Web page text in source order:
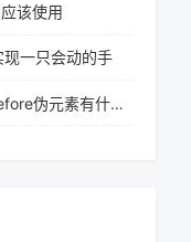
该使用
一只会动的手
CSS中:after和:before伪元素有什么作用，具体该如何使用